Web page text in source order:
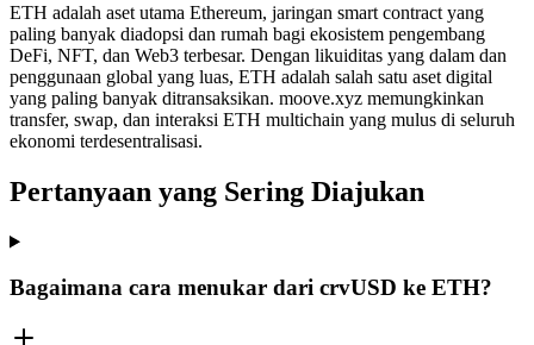
ETH adalah aset utama Ethereum, jaringan smart contract yang
paling banyak diadopsi dan rumah bagi ekosistem pengembang
DeFi, NFT, dan Web3 terbesar. Dengan likuiditas yang dalam dan
penggunaan global yang luas, ETH adalah salah satu aset digital
yang paling banyak ditransaksikan. moove.xyz memungkinkan
transfer, swap, dan interaksi ETH multichain yang mulus di seluruh
ekonomi terdesentralisasi.
Pertanyaan yang Sering Diajukan
Bagaimana cara menukar dari crvUSD ke ETH?